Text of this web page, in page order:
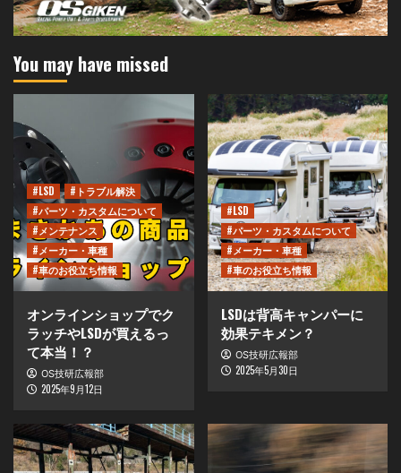
You may have missed
#LSD
#トラブル解決
#パーツ・カスタムについて
#メンテナンス
#メーカー・車種
#車のお役立ち情報
オンラインショップでク
ラッチやLSDが買えるっ
て本当！？
OS技研広報部
2025年9月12日
#LSD
#パーツ・カスタムについて
#メーカー・車種
#車のお役立ち情報
LSDは背高キャンパーに
効果テキメン？
OS技研広報部
2025年5月30日